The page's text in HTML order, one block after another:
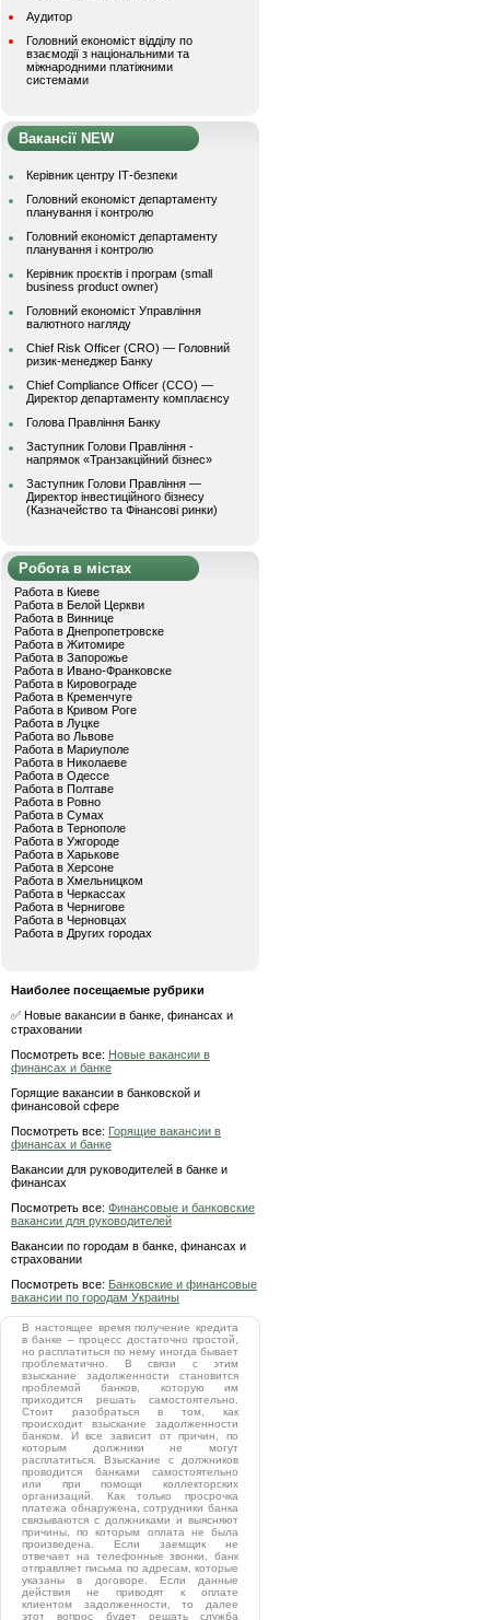
Аудитор
Головний економіст відділу по
взаємодії з національними та
міжнародними платіжними
системами
Вакансії NEW
Керівник центру ІТ-безпеки
Головний економіст департаменту
планування і контролю
Головний економіст департаменту
планування і контролю
Керівник проєктів і програм (small
business product owner)
Головний економіст Управління
валютного нагляду
Chief Risk Officer (CRO) — Головний
ризик-менеджер Банку
Chief Compliance Officer (CCO) —
Директор департаменту комплаєнсу
Голова Правління Банку
Заступник Голови Правління -
напрямок «Транзакційний бізнес»
Заступник Голови Правління —
Директор інвестиційного бізнесу
(Казначейство та Фінансові ринки)
Робота в містах
Работа в Киеве
Работа в Белой Церкви
Работа в Виннице
Работа в Днепропетровске
Работа в Житомире
Работа в Запорожье
Работа в Ивано-Франковске
Работа в Кировограде
Работа в Кременчуге
Работа в Кривом Роге
Работа в Луцке
Работа во Львове
Работа в Мариуполе
Работа в Николаеве
Работа в Одессе
Работа в Полтаве
Работа в Ровно
Работа в Сумах
Работа в Тернополе
Работа в Ужгороде
Работа в Харькове
Работа в Херсоне
Работа в Хмельницком
Работа в Черкассах
Работа в Чернигове
Работа в Черновцах
Работа в Других городах
Наиболее посещаемые рубрики
✅ Новые вакансии в банке, финансах и
страховании
Посмотреть все: Новые вакансии в
финансах и банке
Горящие вакансии в банковской и
финансовой сфере
Посмотреть все: Горящие вакансии в
финансах и банке
Вакансии для руководителей в банке и
финансах
Посмотреть все: Финансовые и банковские
вакансии для руководителей
Вакансии по городам в банке, финансах и
страховании
Посмотреть все: Банковские и финансовые
вакансии по городам Украины
В настоящее время получение кредита
в банке – процесс достаточно простой,
но расплатиться по нему иногда бывает
проблематично. В связи с этим
взыскание задолженности становится
проблемой банков, которую им
приходится решать самостоятельно.
Стоит разобраться в том, как
происходит взыскание задолженности
банком. И все зависит от причин, по
которым должники не могут
расплатиться. Взыскание с должников
проводится банками самостоятельно
или при помощи коллекторских
организаций. Как только просрочка
платежа обнаружена, сотрудники банка
связываются с должниками и выясняют
причины, по которым оплата не была
произведена. Если заемщик не
отвечает на телефонные звонки, банк
отправляет письма по адресам, которые
указаны в договоре. Если данные
действия не приводят к оплате
клиентом задолженности, то далее
этот вопрос будет решать служба